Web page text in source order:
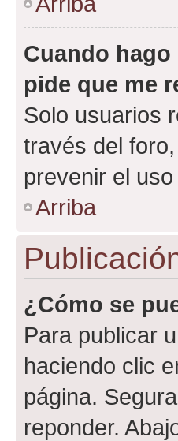
Cuando hago
pide que me
Solo usuarios
través del
prevenir el
Arriba
¿Cómo se
Para publicar
haciendo clic
página.
reponder.